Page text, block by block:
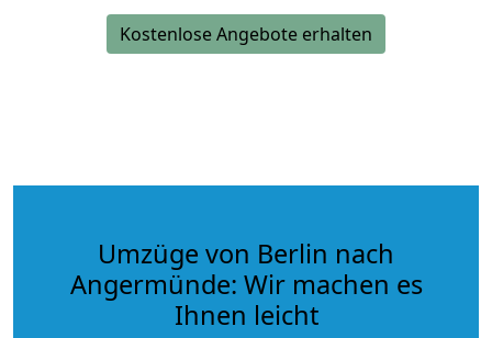
Kostenlose Angebote erhalten
Umzüge von Berlin nach
Angermünde: Wir machen es
Ihnen leicht